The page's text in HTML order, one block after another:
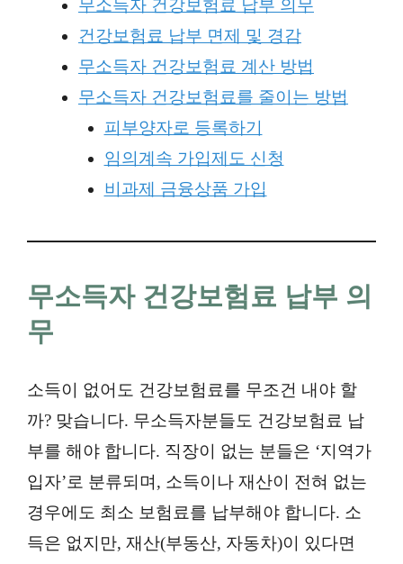
무소득자 건강보험료 납부 의무
건강보험료 납부 면제 및 경감
무소득자 건강보험료 계산 방법
무소득자 건강보험료를 줄이는 방법
피부양자로 등록하기
임의계속 가입제도 신청
비과제 금융상품 가입
무소득자 건강보험료 납부 의
무
소득이 없어도 건강보험료를 무조건 내야 할
까? 맞습니다. 무소득자분들도 건강보험료 납
부를 해야 합니다. 직장이 없는 분들은 ‘지역가
입자’로 분류되며, 소득이나 재산이 전혀 없는
경우에도 최소 보험료를 납부해야 합니다. 소
득은 없지만, 재산(부동산, 자동차)이 있다면